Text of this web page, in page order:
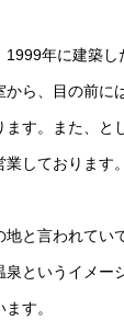
1999年に建築
から、目の前
ます。また、と
しております。
地と言われてい
泉というイメー
す。